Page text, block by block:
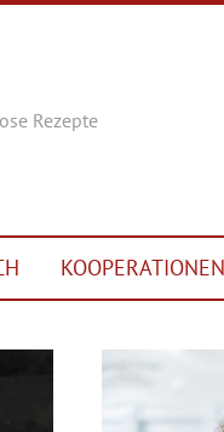
Rezepte
KOOPERATIONEN